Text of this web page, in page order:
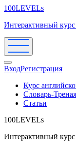
100LEVELs
Интерактивный курс
ВходРегистрация
Курс
Словарь-
Статьи
100LEVELs
Интерактивный курс